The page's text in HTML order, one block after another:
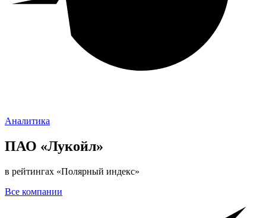
Аналитика
ПАО «Лукойл»
в рейтингах «Полярный индекс»
Все компании